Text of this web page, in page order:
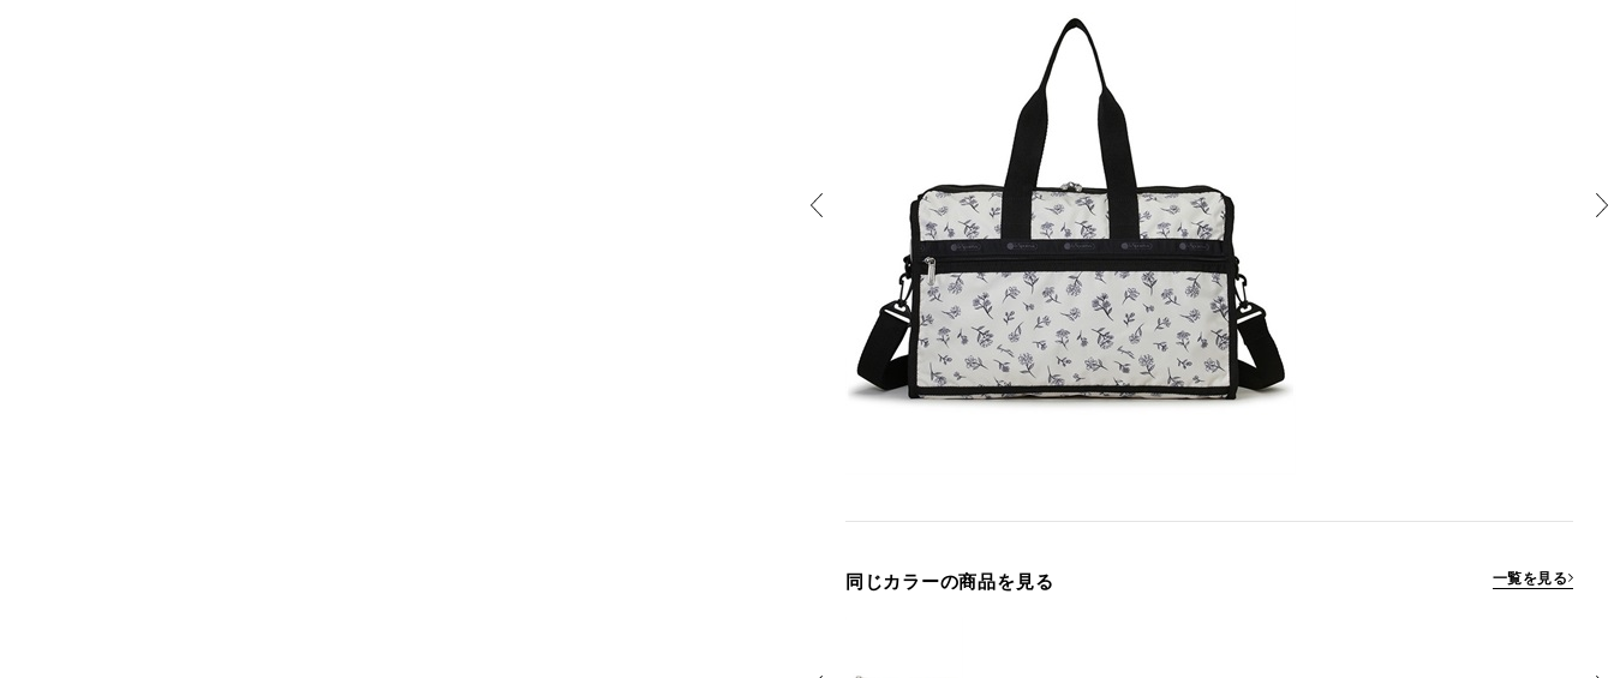
同じカラーの商品を見る 一覧を見る